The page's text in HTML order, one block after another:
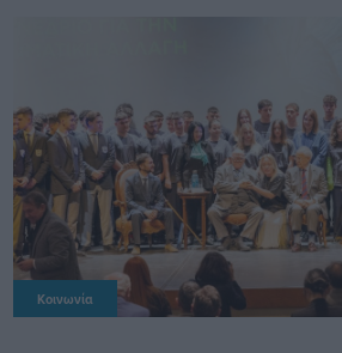
Κοινωνία